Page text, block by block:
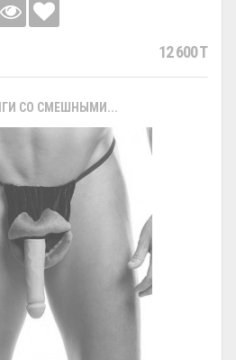
12 600 T
СО СМЕШНЫМИ...